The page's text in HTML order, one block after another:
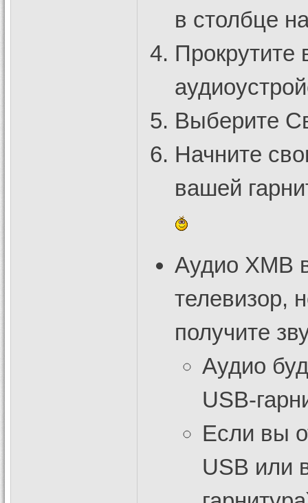
в столбце
Прокрутите
Выберите
Начните
вашей
Аудио XMB
телевизор,
получите
Аудио
USB-
Если вы
USB или